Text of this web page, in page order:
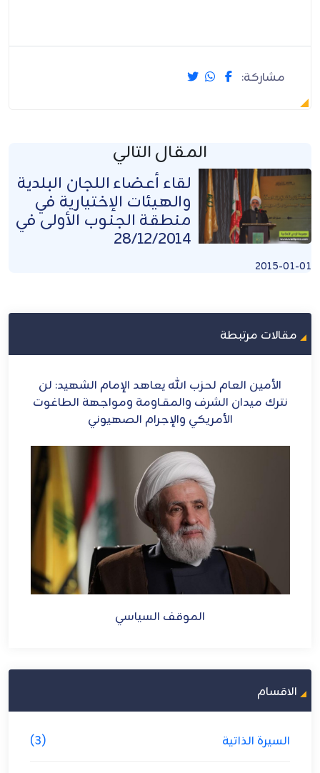
مشاركة:
المقال التالي
لقاء أعضاء اللجان البلدية
والهيئات الإختيارية في
منطقة الجنوب الأولى في
28/12/2014
2015-01-01
مقالات مرتبطة
الأمين العام لحزب الله يعاهد الإمام الشهيد: لن
نترك ميدان الشرف والمقـاومة ومواجهة الطاغوت
الأمريكي والإجرام الصهيوني
الموقف السياسي
الاقسام
السيرة الذاتية (3)